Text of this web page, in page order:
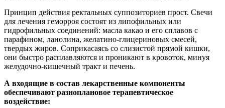
Принцип действия ректальных суппозиториев прост. Свечи
для лечения геморроя состоят из липофильных или
гидрофильных соединений: масла какао и его сплавов с
парафином, ланолина, желатино-глицериновых смесей,
твердых жиров. Соприкасаясь со слизистой прямой кишки,
они быстро расплавляются и проникают в кровоток, минуя
желудочно-кишечный тракт и печень.
А входящие в состав лекарственные компоненты
обеспечивают разноплановое терапевтическое
воздействие: